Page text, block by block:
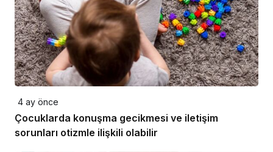
4 ay önce
Çocuklarda konuşma gecikmesi ve iletişim
sorunları otizmle ilişkili olabilir